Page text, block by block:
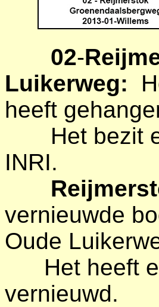
02-
Luikerweg:
heeft
Het bezit
INRI.
vernieuwde
Oude
Het heeft
vernieuwd.